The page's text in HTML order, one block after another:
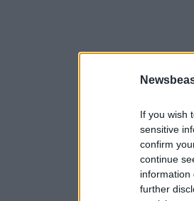
If you wish
sensitive
confirm
continue
information
further